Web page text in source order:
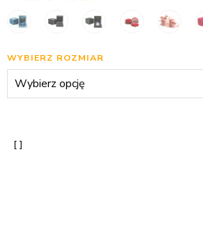
WYBIERZ ROZMIAR